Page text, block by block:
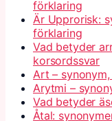
förklaring
Är Upprorisk:
förklaring
Vad betyder
korsordssvar
Art –
Arytmi –
Vad betyder
Åtal: